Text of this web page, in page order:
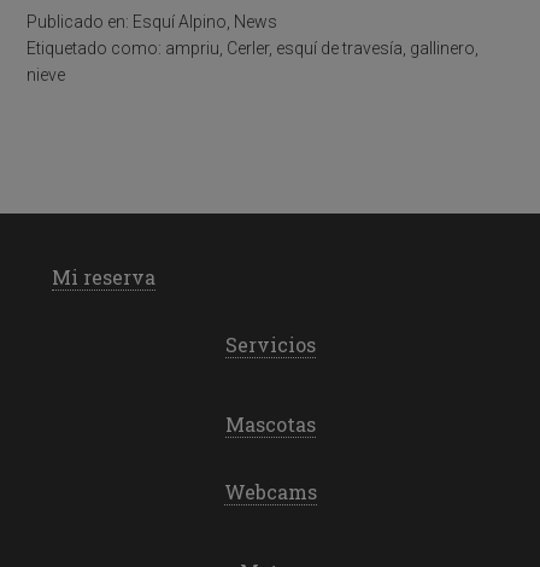
Publicado en: Esquí Alpino News
Etiquetado como: ampriu Cerler, esquí de travesía gallinero
nieve
Mi reserva
Servicios
Mascotas
Webcams